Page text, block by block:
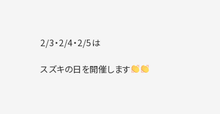
2/3・2/4・2/5は
スズキの日を開催します